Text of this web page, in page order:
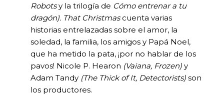
Robotsy la trilogía de Cómo entrenar a tu
dragón). That Christmascuenta varias
historias entrelazadas sobre el amor, la
soledad, la familia, los amigos y Papá Noel,
que ha metido la pata, ¡por no hablar de los
pavos! Nicole P. Hearon (Vaiana, Frozen) y
Adam Tandy (The Thick of It, Detectorists) son
los productores.